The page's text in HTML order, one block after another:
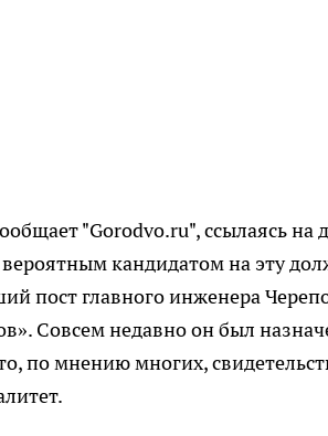
"Gorodvo.ru", ссылаясь
кандидатом на эту
пост главного инженера
Совсем недавно он был
по мнению многих,